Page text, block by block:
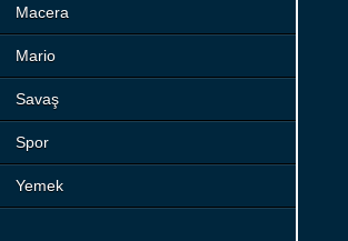
Macera
Mario
Savaş
Spor
Yemek